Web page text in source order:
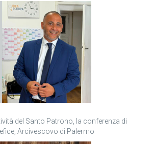
del Santo Patrono, la conferenza di
Arcivescovo di Palermo